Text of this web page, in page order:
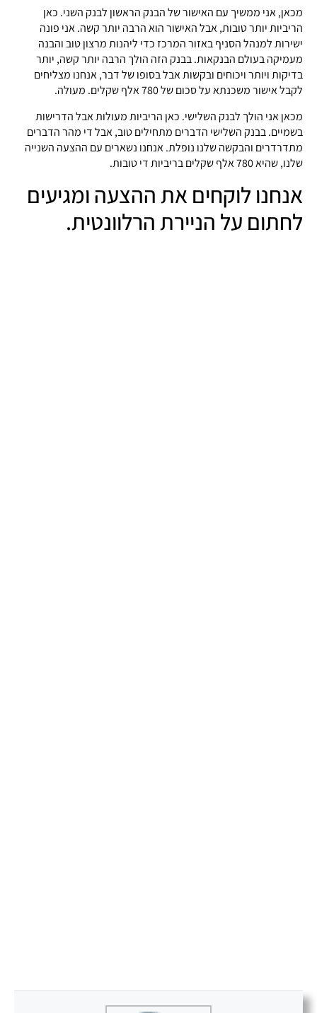
מכאן, אני ממשיך עם האישור של הבנק הראשון לבנק השני. כאן
הריביות יותר טובות, אבל האישור הוא הרבה יותר קשה. אני פונה
ישירות למנהל הסניף באזור המרכז כדי ליהנות מרצון טוב והבנה
מעמיקה בעולם הבנקאות. בבנק הזה הולך הרבה יותר קשה, יותר
בדיקות ויותר ויכוחים ובקשות אבל בסופו של דבר, אנחנו מצליחים
לקבל אישור משכנתא על סכום של 780 אלף שקלים. מעולה.
מכאן אני הולך לבנק השלישי. כאן הריביות מעולות אבל הדרישות
בשמיים. בבנק השלישי הדברים מתחילים טוב, אבל די מהר הדברים
מתדרדרים והבקשה שלנו נופלת. אנחנו נשארים עם ההצעה השנייה
שלנו, שהיא 780 אלף שקלים בריביות די טובות.
אנחנו לוקחים את ההצעה ומגיעים
לחתום על הניירת הרלוונטית.